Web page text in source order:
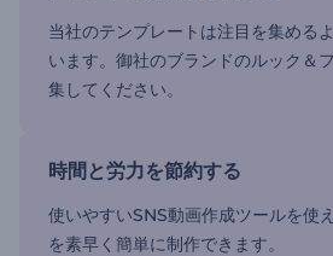
当社のテンプレートは注目を集める
います。御社のブランドのルック＆
集してください。
時間と労力を節約する
使いやすいSNS動画作成ツールを使
を素早く簡単に制作できます。